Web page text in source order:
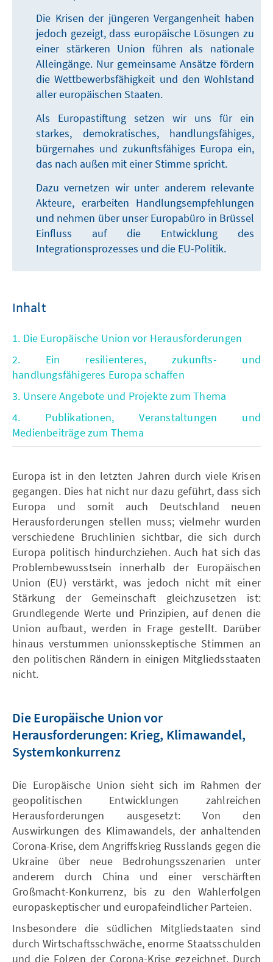
Die Krisen der jüngeren Vergangenheit haben
jedoch gezeigt, dass europäische Lösungen zu
einer stärkeren Union führen als nationale
Alleingänge. Nur gemeinsame Ansätze fördern
die Wettbewerbsfähigkeit und den Wohlstand
aller europäischen Staaten.
Als Europastiftung setzen wir uns für ein
starkes, demokratisches, handlungsfähiges,
bürgernahes und zukunftsfähiges Europa ein,
das nach außen mit einer Stimme spricht.
Dazu vernetzen wir unter anderem relevante
Akteure, erarbeiten Handlungsempfehlungen
und nehmen über unser Europabüro in Brüssel
Einfluss auf die Entwicklung des
Integrationsprozesses und die EU-Politik.
Inhalt
1. Die Europäische Union vor Herausforderungen
2. Ein resilienteres, zukunfts- und
handlungsfähigeres Europa schaffen
3. Unsere Angebote und Projekte zum Thema
4. Publikationen, Veranstaltungen und
Medienbeiträge zum Thema
Europa ist in den letzten Jahren durch viele Krisen
gegangen. Dies hat nicht nur dazu geführt, dass sich
Europa und somit auch Deutschland neuen
Herausforderungen stellen muss; vielmehr wurden
verschiedene Bruchlinien sichtbar, die sich durch
Europa politisch hindurchziehen. Auch hat sich das
Problembewusstsein innerhalb der Europäischen
Union (EU) verstärkt, was jedoch nicht mit einer
Stärkung der Gemeinschaft gleichzusetzen ist:
Grundlegende Werte und Prinzipien, auf denen die
Union aufbaut, werden in Frage gestellt. Darüber
hinaus verstummen unionsskeptische Stimmen an
den politischen Rändern in einigen Mitgliedsstaaten
nicht.
Die Europäische Union vor
Herausforderungen: Krieg, Klimawandel,
Systemkonkurrenz
Die Europäische Union sieht sich im Rahmen der
geopolitischen Entwicklungen zahlreichen
Herausforderungen ausgesetzt: Von den
Auswirkungen des Klimawandels, der anhaltenden
Corona-Krise, dem Angriffskrieg Russlands gegen die
Ukraine über neue Bedrohungsszenarien unter
anderem durch China und einer verschärften
Großmacht-Konkurrenz, bis zu den Wahlerfolgen
europaskeptischer und europafeindlicher Parteien.
Insbesondere die südlichen Mitgliedstaaten sind
durch Wirtschaftsschwäche, enorme Staatsschulden
und die Folgen der Corona-Krise gezeichnet. Durch